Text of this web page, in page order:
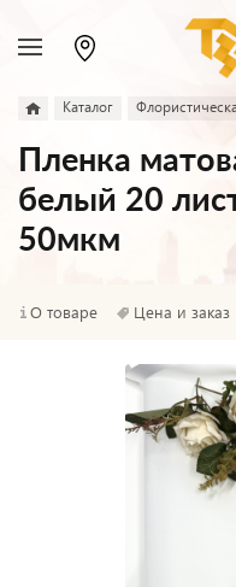
Каталог
Пленка
белый 20
50мкм
О товаре Цена и заказ